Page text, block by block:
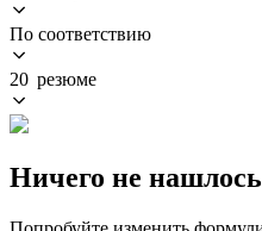
По соответствию
20 резюме
Ничего не нашлось